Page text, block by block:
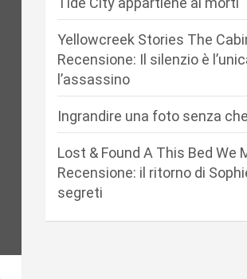
Yellowcreek Stories The
Recensione: Il silenzio è
l’assassino
Ingrandire una foto senza
Lost & Found A This Bed We
Recensione: il ritorno di
segreti